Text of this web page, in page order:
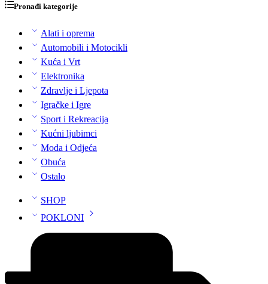
Pronađi kategorije
Alati i oprema
Automobili i Motocikli
Kuća i Vrt
Elektronika
Zdravlje i Ljepota
Igračke i Igre
Sport i Rekreacija
Kućni ljubimci
Moda i Odjeća
Obuća
Ostalo
SHOP
POKLONI